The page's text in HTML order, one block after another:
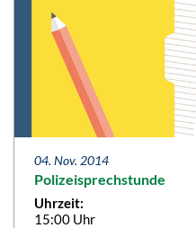
04. Nov. 2014
Polizeisprechstunde
Uhrzeit:
15:00 Uhr